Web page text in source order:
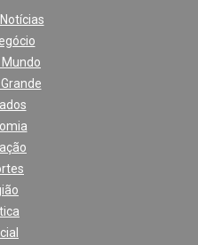
Mundo